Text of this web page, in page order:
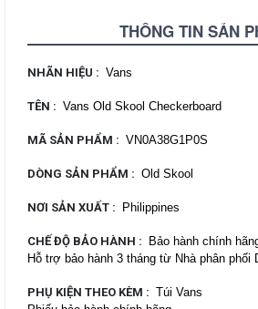
THÔNG TIN SẢN
NHÃN HIỆU : Vans
TÊN : Vans Old Skool Checkerboard
MÃ SẢN PHẨM : VN0A38G1P0S
DÒNG SẢN PHẨM : Old Skool
NƠI SẢN XUẤT : Philippines
CHẾ ĐỘ BẢO HÀNH :
Bảo hành chính
Hỗ trợ bảo hành 3 tháng từ Nhà phân phối
PHỤ KIỆN THEO KÈM : Túi Vans